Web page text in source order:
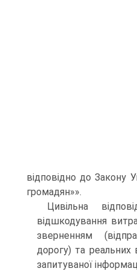
від­повідно до Закону
громадян»».
Цивільна
відшкодування
зверненням
дорогу) та реальних
запитуваної